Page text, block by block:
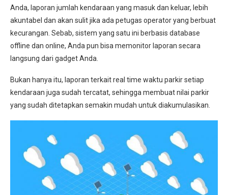
Anda, laporan jumlah kendaraan yang masuk dan keluar, lebih
akuntabel dan akan sulit jika ada petugas operator yang berbuat
kecurangan. Sebab, sistem yang satu ini berbasis database
offline dan online, Anda pun bisa memonitor laporan secara
langsung dari gadget Anda.
Bukan hanya itu, laporan terkait real time waktu parkir setiap
kendaraan juga sudah tercatat, sehingga membuat nilai parkir
yang sudah ditetapkan semakin mudah untuk diakumulasikan.